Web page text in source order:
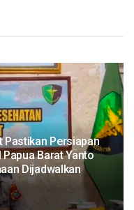
Pastikan Persiapan
Barat Yanto
Dijadwalkan